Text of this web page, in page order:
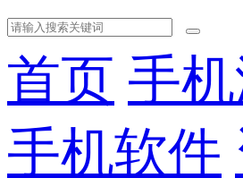
首页 手
手机软件